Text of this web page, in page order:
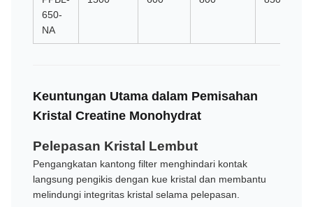
650-
NA
Keuntungan Utama dalam Pemisahan
Kristal Creatine Monohydrat
Pelepasan Kristal Lembut
Pengangkatan kantong filter menghindari kontak
langsung pengikis dengan kue kristal dan membantu
melindungi integritas kristal selama pelepasan.